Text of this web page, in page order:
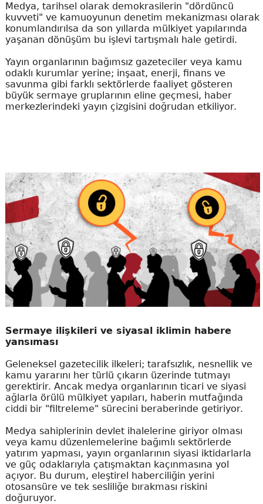
Medya, tarihsel olarak demokrasilerin "dördüncü
kuvveti" ve kamuoyunun denetim mekanizması olarak
konumlandırılsa da son yıllarda mülkiyet yapılarında
yaşanan dönüşüm bu işlevi tartışmalı hale getirdi.
Yayın organlarının bağımsız gazeteciler veya kamu
odaklı kurumlar yerine; inşaat, enerji, finans ve
savunma gibi farklı sektörlerde faaliyet gösteren
büyük sermaye gruplarının eline geçmesi, haber
merkezlerindeki yayın çizgisini doğrudan etkiliyor.
Sermaye ilişkileri ve siyasal iklimin habere
yansıması
Geleneksel gazetecilik ilkeleri; tarafsızlık, nesnellik ve
kamu yararını her türlü çıkarın üzerinde tutmayı
gerektirir. Ancak medya organlarının ticari ve siyasi
ağlarla örülü mülkiyet yapıları, haberin mutfağında
ciddi bir "filtreleme" sürecini beraberinde getiriyor.
Medya sahiplerinin devlet ihalelerine giriyor olması
veya kamu düzenlemelerine bağımlı sektörlerde
yatırım yapması, yayın organlarının siyasi iktidarlarla
ve güç odaklarıyla çatışmaktan kaçınmasına yol
açıyor. Bu durum, eleştirel haberciliğin yerini
otosansüre ve tek sesliliğe bırakması riskini
doğuruyor.